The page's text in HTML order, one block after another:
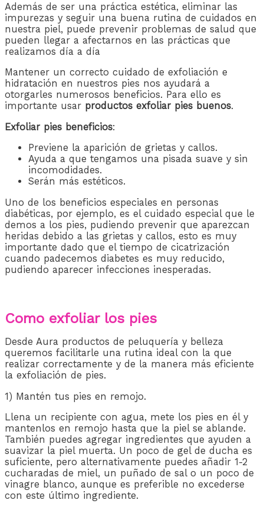
Además de ser una práctica estética, eliminar las
impurezas y seguir una buena rutina de cuidados en
nuestra piel, puede prevenir problemas de salud que
pueden llegar a afectarnos en las prácticas que
realizamos día a día
Mantener un correcto cuidado de exfoliación e
hidratación en nuestros pies nos ayudará a
otorgarles numerosos beneficios. Para ello es
importante usar productos exfoliar pies buenos.
Exfoliar pies beneficios:
Previene la aparición de grietas y callos.
Ayuda a que tengamos una pisada suave y sin
incomodidades.
Serán más estéticos.
Uno de los beneficios especiales en personas
diabéticas, por ejemplo, es el cuidado especial que le
demos a los pies, pudiendo prevenir que aparezcan
heridas debido a las grietas y callos, esto es muy
importante dado que el tiempo de cicatrización
cuando padecemos diabetes es muy reducido,
pudiendo aparecer infecciones inesperadas.
Como exfoliar los pies
Desde Aura productos de peluquería y belleza
queremos facilitarle una rutina ideal con la que
realizar correctamente y de la manera más eficiente
la exfoliación de pies.
1) Mantén tus pies en remojo.
Llena un recipiente con agua, mete los pies en él y
mantenlos en remojo hasta que la piel se ablande.
También puedes agregar ingredientes que ayuden a
suavizar la piel muerta. Un poco de gel de ducha es
suficiente, pero alternativamente puedes añadir 1-2
cucharadas de miel, un puñado de sal o un poco de
vinagre blanco, aunque es preferible no excederse
con este último ingrediente.